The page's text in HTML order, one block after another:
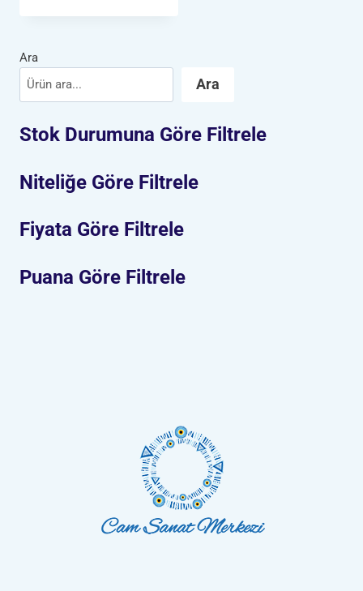
Ara
Ara
Stok Durumuna Göre Filtrele
Niteliğe Göre Filtrele
Fiyata Göre Filtrele
Puana Göre Filtrele